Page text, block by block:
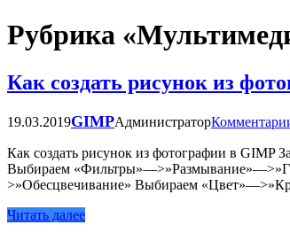
Рубрика
Как создать рисунок из
19.03.2019GIMPАдминистратор
Как создать рисунок из фотографии в
Выбираем
>»Обесцвечивание» Выбираем
Читать далее